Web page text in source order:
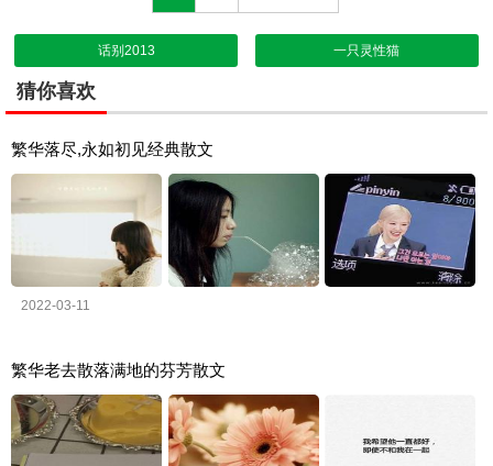
话别2013 一只灵性猫
猜你喜欢
繁华落尽,永如初见经典散文
2022-03-11
繁华老去散落满地的芬芳散文